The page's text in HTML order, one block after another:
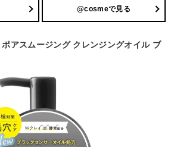
@cosmeで見る
アスムージング クレンジングオイル ブ